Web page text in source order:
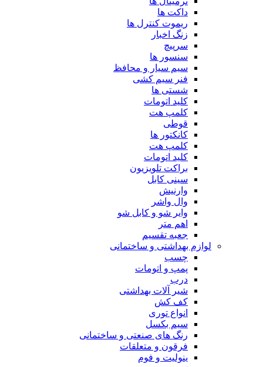
داکت ها
ریموت کنترل ها
زنگ اخبار
سرپیچ
سنسور ها
سیم سیار و محافظ
فنر سیم کشی
شستی ها
کلید اتومات
کلمپ هت
قوطی
کانکتور ها
کلمپ هت
کلید اتومات
براکت تلویزیون
سینی کابل
وارنیش
وال واشر
وایر شو و کابل شو
اهم متر
جعبه تقسیم
لوازم بهداشتی و ساختمانی
چسب
پمپ و اتومات
درب
شیر آلات بهداشتی
کف کش
انواع توری
سیم بکسل
رنگ های صنعتی و ساختمانی
فرقون و متعلقات
ینولیت و فوم